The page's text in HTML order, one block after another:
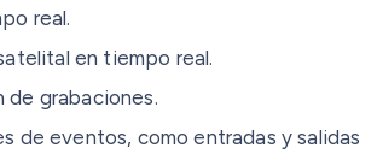
real.
en tiempo real.
de grabaciones.
de eventos, como entradas y salidas